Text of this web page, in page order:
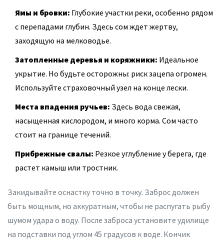
Ямы и бровки: Глубокие участки реки, особенно рядом
с перепадами глубин. Здесь сом ждет жертву,
заходящую на мелководье.
Затопленные деревья и коряжники: Идеальное
укрытие. Но будьте осторожны: риск зацепа огромен.
Используйте страховочный узел на конце лески.
Места впадения ручьев: Здесь вода свежая,
насыщенная кислородом, и много корма. Сом часто
стоит на границе течений.
Прибрежные свалы: Резкое углубление у берега, где
растет камыш или тростник.
Закидывайте оснастку точно в точку. Заброс должен
быть мощным, но аккуратным, чтобы не распугать рыбу
шумом удара о воду. После заброса установите удилище
на подставки под углом 45 градусов к воде. Кончик